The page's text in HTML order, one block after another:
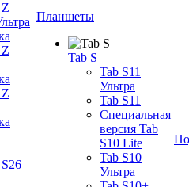
Планшеты
Tab S
Tab S11
Ультра
Tab S11
Специальная
версия Tab
S10 Lite
Tab S10
Ультра